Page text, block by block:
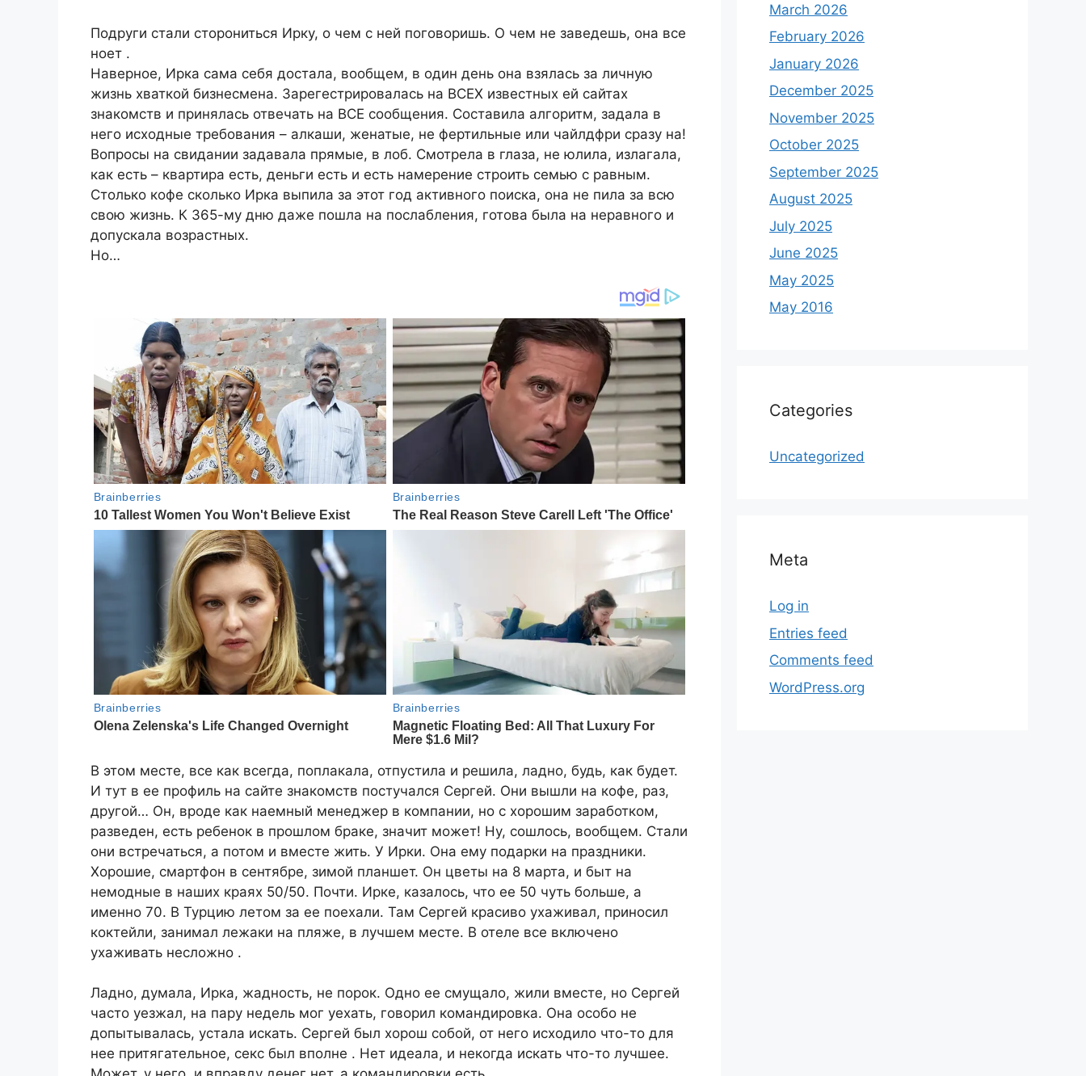
Подруги стали сторониться Ирку, о чем с ней поговоришь. О чем не заведешь, она все
ноет .
Наверное, Ирка сама себя достала, вообщем, в один день она взялась за личную
жизнь хваткой бизнесмена. Зарегестрировалась на ВСЕХ известных ей сайтах
знакомств и принялась отвечать на ВСЕ сообщения. Составила алгоритм, задала в
него исходные требования – алкаши, женатые, не фертильные или чайлдфри сразу на!
Вопросы на свидании задавала прямые, в лоб. Смотрела в глаза, не юлила, излагала,
как есть – квартира есть, деньги есть и есть намерение строить семью с равным.
Столько кофе сколько Ирка выпила за этот год активного поиска, она не пила за всю
свою жизнь. К 365-му дню даже пошла на послабления, готова была на неравного и
допускала возрастных.
Но…
В этом месте, все как всегда, поплакала, отпустила и решила, ладно, будь, как будет.
И тут в ее профиль на сайте знакомств постучался Сергей. Они вышли на кофе, раз,
другой… Он, вроде как наемный менеджер в компании, но с хорошим заработком,
разведен, есть ребенок в прошлом браке, значит может! Ну, сошлось, вообщем. Стали
они встречаться, а потом и вместе жить. У Ирки. Она ему подарки на праздники.
Хорошие, смартфон в сентябре, зимой планшет. Он цветы на 8 марта, и быт на
немодные в наших краях 50/50. Почти. Ирке, казалось, что ее 50 чуть больше, а
именно 70. В Турцию летом за ее поехали. Там Сергей красиво ухаживал, приносил
коктейли, занимал лежаки на пляже, в лучшем месте. В отеле все включено
ухаживать несложно .
Ладно, думала, Ирка, жадность, не порок. Одно ее смущало, жили вместе, но Сергей
часто уезжал, на пару недель мог уехать, говорил командировка. Она особо не
допытывалась, устала искать. Сергей был хорош собой, от него исходило что-то для
нее притягательное, секс был вполне . Нет идеала, и некогда искать что-то лучшее.
March 2026
February 2026
January 2026
December 2025
November 2025
October 2025
September 2025
August 2025
July 2025
June 2025
May 2025
May 2016
Categories
Uncategorized
Meta
Log in
Entries feed
Comments feed
WordPress.org